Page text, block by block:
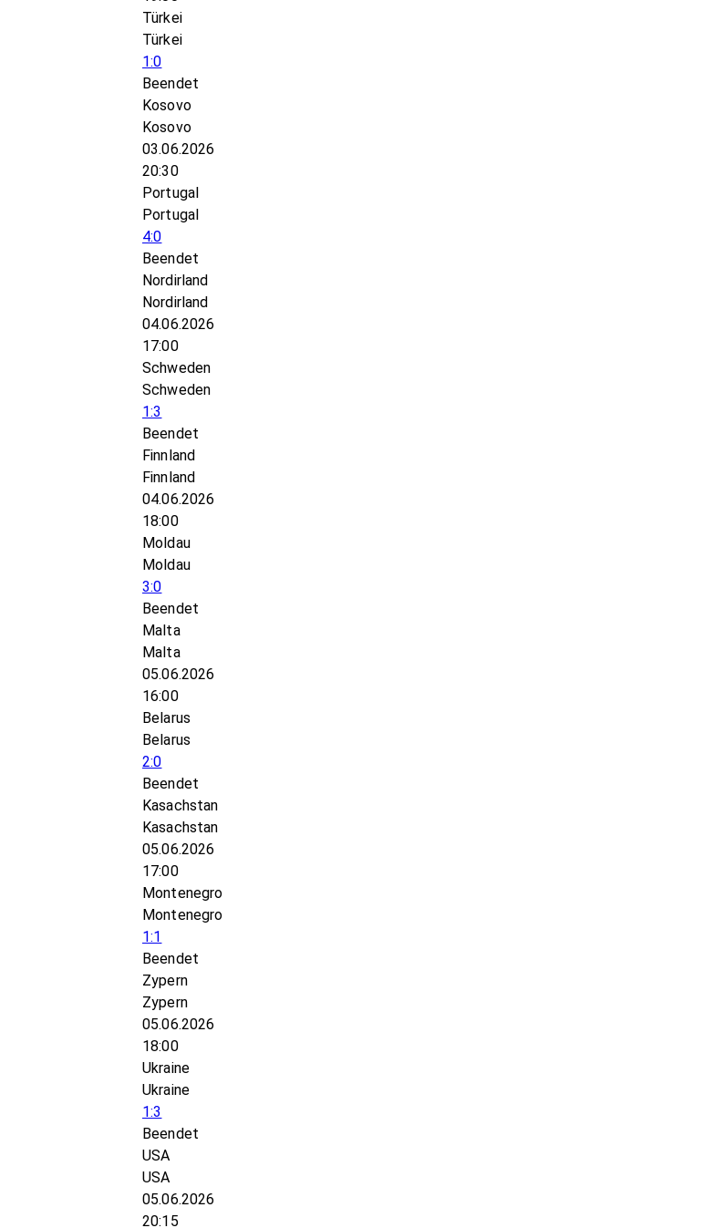
Türkei
Türkei
1:0
Beendet
Kosovo
Kosovo
03.06.2026
20:30
Portugal
Portugal
4:0
Beendet
Nordirland
Nordirland
04.06.2026
17:00
Schweden
Schweden
1:3
Beendet
Finnland
Finnland
04.06.2026
18:00
Moldau
Moldau
3:0
Beendet
Malta
Malta
05.06.2026
16:00
Belarus
Belarus
2:0
Beendet
Kasachstan
Kasachstan
05.06.2026
17:00
Montenegro
Montenegro
1:1
Beendet
Zypern
Zypern
05.06.2026
18:00
Ukraine
Ukraine
1:3
Beendet
USA
USA
05.06.2026
20:15